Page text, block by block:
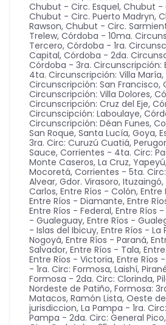
Chubut - Circ. Esquel, Chubut -
Chubut - Circ. Puerto Madryn,
Rawson, Chubut - Circ.
Trelew, Córdoba - 10ma.
Tercero, Córdoba - 1ra.
Capital, Córdoba - 2da.
Córdoba - 3ra. Circunscripción:
4ta. Circunscripción: Villa María,
Circunscripción: San Francisco,
Circunscripción: Villa Dolores,
Circunscripción: Cruz del Eje,
Circunscipción: Laboulaye,
Circunscripción: Déan Funes,
San Roque, Santa Lucía, Goya,
3ra. Circ: Curuzú Cuatiá,
Sauce, Corrientes - 4ta. Circ:
Monte Caseros, La Cruz,
Mocoretá, Corrientes - 5ta.
Alvear, Gdor. Virasoro,
Carlos, Entre Ríos - Colón, Entre
Entre Ríos - Diamante, Entre
Entre Ríos - Federal, Entre Ríos
- Gualeguay, Entre Ríos -
- Islas del Ibicuy, Entre Ríos - La
Nogoyá, Entre Ríos - Paraná,
Salvador, Entre Ríos - Tala,
Entre Ríos - Victoria, Entre Ríos
- 1ra. Circ: Formosa, Laishí,
Formosa - 2da. Circ: Clorinda,
Nordeste de Patiño, Formosa:
Matacos, Ramón Lista, Oeste
jurisdiccion, La Pampa - 1ra.
Pampa - 2da. Circ: General Pico,